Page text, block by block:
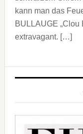
kann man das
BULLAUGE „Clou
extravagant. […]